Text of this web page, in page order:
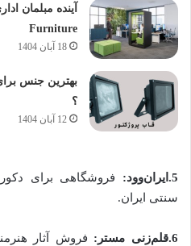
Furniture
18 آبان 1404
بهترین جنس
؟
12 آبان 1404
5
. ایران‌وود: فروشگاهی برای
سنتی ایران.
6
.قلم‌زنی مستر: فروش آثار